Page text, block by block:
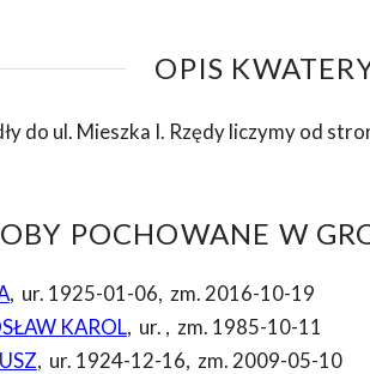
OPIS
do ul. Mieszka I. Rzędy liczymy od
POCHOWANE W
, ur. 1925-01-06, zm. 2016-10-19
KAROL, ur. , zm. 1985-10-11
, ur. 1924-12-16, zm. 2009-05-10